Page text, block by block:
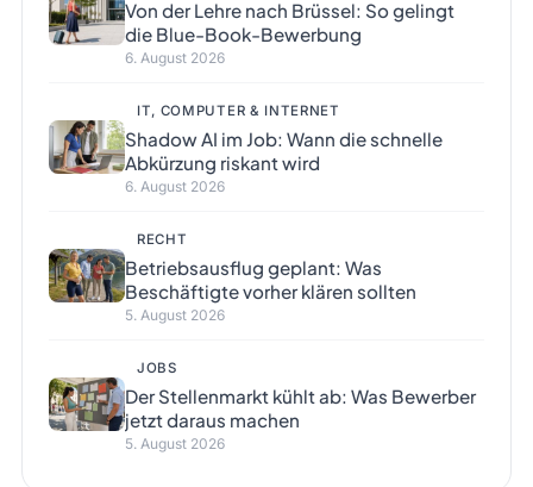
Von der Lehre nach Brüssel: So gelingt
die Blue-Book-Bewerbung
6. August 2026
IT, COMPUTER & INTERNET
Shadow AI im Job: Wann die schnelle
Abkürzung riskant wird
6. August 2026
RECHT
Betriebsausflug geplant: Was
Beschäftigte vorher klären sollten
5. August 2026
JOBS
Der Stellenmarkt kühlt ab: Was Bewerber
jetzt daraus machen
5. August 2026